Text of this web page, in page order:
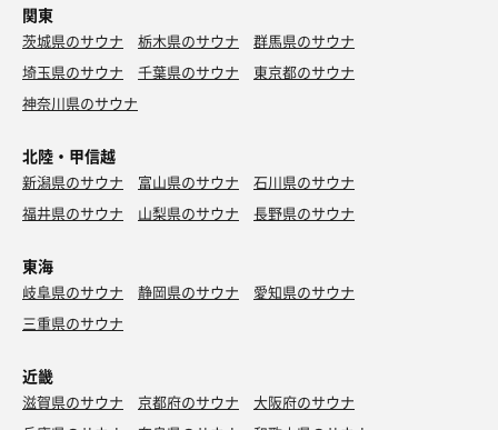
関東
茨城県のサウナ 栃木県のサウナ
群馬県のサウナ
埼玉県のサウナ
千葉県のサウナ
東京都のサウナ
神奈川県のサウナ
北陸・甲信越
新潟県のサウナ 富山県のサウナ
石川県のサウナ
福井県のサウナ
山梨県のサウナ 長野県のサウナ
東海
岐阜県のサウナ 静岡県のサウナ
愛知県のサウナ
三重県のサウナ
近畿
滋賀県のサウナ 京都府のサウナ
大阪府のサウナ